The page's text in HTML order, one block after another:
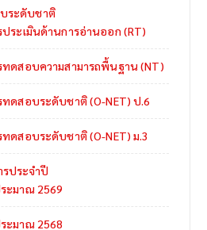
ระดับชาติ
ประเมินด้านการอ่านออก (RT)
ทดสอบความสามารถพื้นฐาน (NT)
ทดสอบระดับชาติ (O-NET) ป.6
ทดสอบระดับชาติ (O-NET) ม.3
ประจำปี
ะมาณ 2569
ะมาณ 2568